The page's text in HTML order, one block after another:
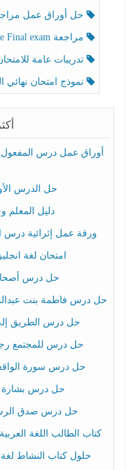
حل أوراق عمل مراجعة الاختبار
مراجعة Preparation for the Final exam اللغة الإنجليزية الصف الرابع الفصل الثالث
تدريبات عامة للامتحان
نموذج امتحان نهائي
أوراق عمل درس
حل الدرس
دليل المعلم
ورقة عمل إثرائية درس
امتحان لغة
حل درس
حل درس فاطمة بنت
حل درس الطريق إلى
حل درس للمجتمع
حل درس سورة الواقعة 57-74 تربية اسلامية الصف
حل درس بشارة
حل درس صدق الرسول سورة
كتاب الطالب اللغة العربية
حلول كتاب النشاط لغة